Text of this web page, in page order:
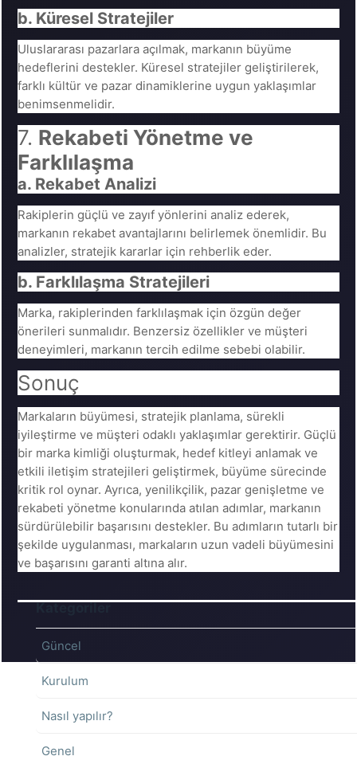
b. Küresel Stratejiler
Uluslararası pazarlara açılmak, markanın büyüme
hedeflerini destekler. Küresel stratejiler geliştirilerek,
farklı kültür ve pazar dinamiklerine uygun yaklaşımlar
benimsenmelidir.
7. Rekabeti Yönetme ve
Farklılaşma
a. Rekabet Analizi
Rakiplerin güçlü ve zayıf yönlerini analiz ederek,
markanın rekabet avantajlarını belirlemek önemlidir. Bu
analizler, stratejik kararlar için rehberlik eder.
b. Farklılaşma Stratejileri
Marka, rakiplerinden farklılaşmak için özgün değer
önerileri sunmalıdır. Benzersiz özellikler ve müşteri
deneyimleri, markanın tercih edilme sebebi olabilir.
Sonuç
Markaların büyümesi, stratejik planlama, sürekli
iyileştirme ve müşteri odaklı yaklaşımlar gerektirir. Güçlü
bir marka kimliği oluşturmak, hedef kitleyi anlamak ve
etkili iletişim stratejileri geliştirmek, büyüme sürecinde
kritik rol oynar. Ayrıca, yenilikçilik, pazar genişletme ve
rekabeti yönetme konularında atılan adımlar, markanın
sürdürülebilir başarısını destekler. Bu adımların tutarlı bir
şekilde uygulanması, markaların uzun vadeli büyümesini
ve başarısını garanti altına alır.
Güncel
Kurulum
Nasıl yapılır?
Genel